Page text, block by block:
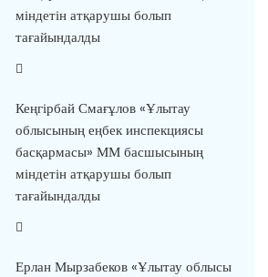
міндетін атқарушы болып
тағайындалды
Кеңгірбай Смағұлов «Ұлытау
облысының еңбек инспекциясы
басқармасы» ММ басшысының
міндетін атқарушы болып
тағайындалды
Ерлан Мырзабеков «Ұлытау облысы